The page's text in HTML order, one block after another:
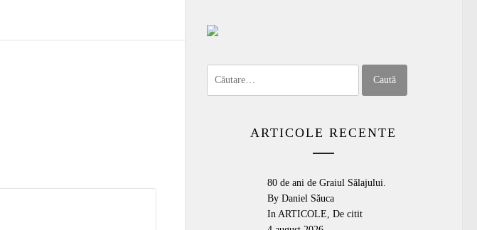
ARTICOLE RECENTE
80 de ani de Graiul Sălajului.
By Daniel Săuca
InARTICOLE,De citit